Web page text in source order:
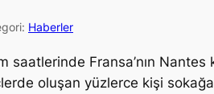
Haberler
saatlerinde Fransa’nın
oluşan yüzlerce kişi